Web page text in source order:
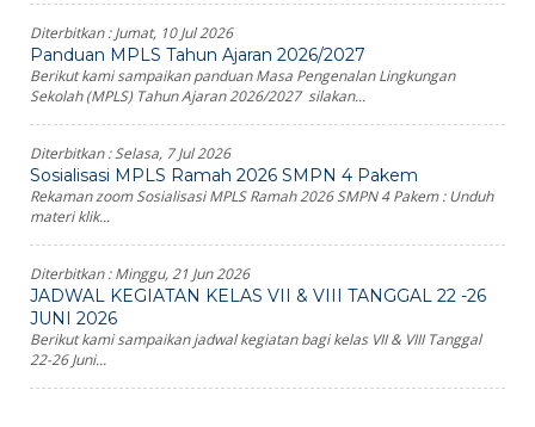
Diterbitkan :Jumat, 10 Jul 2026
Panduan MPLS Tahun Ajaran 2026/2027
Berikut kami sampaikan panduan Masa Pengenalan Lingkungan
Sekolah (MPLS) Tahun Ajaran 2026/2027 silakan...
Diterbitkan :Selasa, 7 Jul 2026
Sosialisasi MPLS Ramah 2026 SMPN 4 Pakem
Rekaman zoom Sosialisasi MPLS Ramah 2026 SMPN 4 Pakem : Unduh
materi klik...
Diterbitkan :Minggu, 21 Jun 2026
JADWAL KEGIATAN KELAS VII & VIII TANGGAL 22 -26
JUNI 2026
Berikut kami sampaikan jadwal kegiatan bagi kelas VII & VIII Tanggal
22-26 Juni...